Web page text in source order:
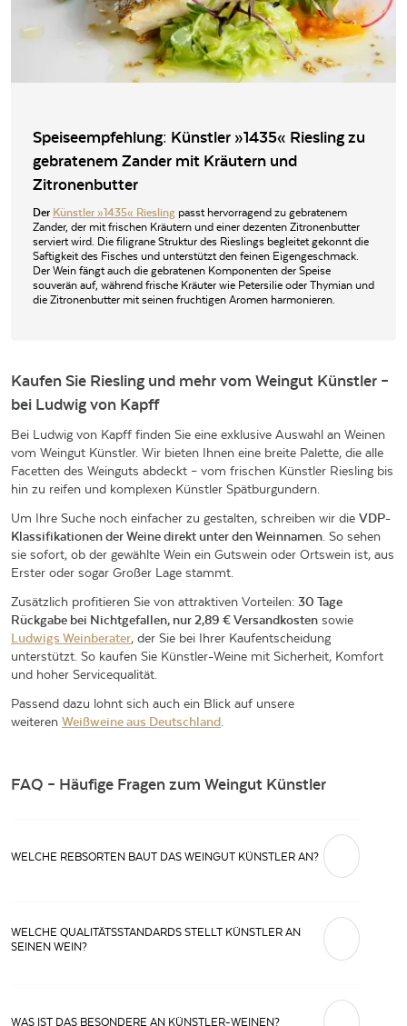
Speiseempfehlung: Künstler »1435« Riesling zu
gebratenem Zander mit Kräutern und
Zitronenbutter
Der Künstler »1435« Riesling passt hervorragend zu gebratenem
Zander, der mit frischen Kräutern und einer dezenten Zitronenbutter
serviert wird. Die filigrane Struktur des Rieslings begleitet gekonnt die
Saftigkeit des Fisches und unterstützt den feinen Eigengeschmack.
Der Wein fängt auch die gebratenen Komponenten der Speise
souverän auf, während frische Kräuter wie Petersilie oder Thymian und
die Zitronenbutter mit seinen fruchtigen Aromen harmonieren.
Kaufen Sie Riesling und mehr vom Weingut Künstler –
bei Ludwig von Kapff
Bei Ludwig von Kapff finden Sie eine exklusive Auswahl an Weinen
vom Weingut Künstler. Wir bieten Ihnen eine breite Palette, die alle
Facetten des Weinguts abdeckt – vom frischen Künstler Riesling bis
hin zu reifen und komplexen Künstler Spätburgundern.
Um Ihre Suche noch einfacher zu gestalten, schreiben wir die VDP-
Klassifikationen der Weine direkt unter den Weinnamen . So sehen
sie sofort, ob der gewählte Wein ein Gutswein oder Ortswein ist, aus
Erster oder sogar Großer Lage stammt.
Zusätzlich profitieren Sie von attraktiven Vorteilen: 30 Tage
Rückgabe bei Nichtgefallen, nur 2,89 € Versandkosten sowie
Ludwigs Weinberater, der Sie bei Ihrer Kaufentscheidung
unterstützt. So kaufen Sie Künstler-Weine mit Sicherheit, Komfort
und hoher Servicequalität.
Passend dazu lohnt sich auch ein Blick auf unsere
weiteren Weißweine aus Deutschland
FAQ – Häufige Fragen zum Weingut Künstler
WELCHE REBSORTEN BAUT DAS WEINGUT KÜNSTLER AN?
an. Aber auch andere Rebsorten wie Chardonnay, Weißburgunder oder
Alvarinho gehören zum Sortiment.
WELCHE QUALITÄTSSTANDARDS STELLT KÜNSTLER AN
SEINEN WEIN?
niedrige Erträge und präzise Kellerarbeit, um Weine mit klarer regionaler
Identität und in hoher Qualität zu erzeugen.
WAS IST DAS BESONDERE AN KÜNSTLER-WEINEN?